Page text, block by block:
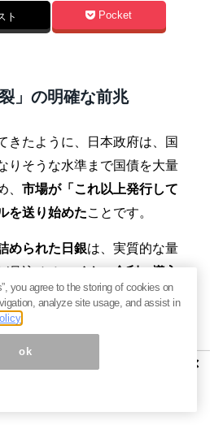
ト Pocket
」の明確な前兆
きたように、日本政府は、国
りそうな水準まで国債を大量
、 市場が「これ以上発行して
を送り始めたことです。
められた日銀は、実質的な量
見込めるマイナス金利の導入
わけです。
はならない禁じ手
のがマイナスになることによ
ムまで危機に晒す
×
you agree to the storing of cookies on
analyze site usage, and assist in
ok